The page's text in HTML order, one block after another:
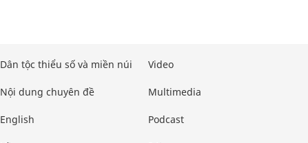
Dân tộc thiểu số và miền núi
Nội dung chuyên đề
English
Video
Multimedia
Podcast